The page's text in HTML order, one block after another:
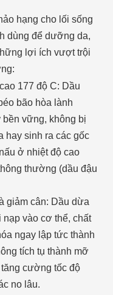
hạng cho lối sống
dùng để dưỡng da,
lợi ích vượt trội
177 độ C: Dầu
bão hòa lành
bền vững, không bị
hay sinh ra các gốc
ở nhiệt độ cao
thường (dầu đậu
giảm cân: Dầu dừa
nạp vào cơ thể, chất
ngay lập tức thành
tích tụ thành mỡ
cường tốc độ
no lâu.